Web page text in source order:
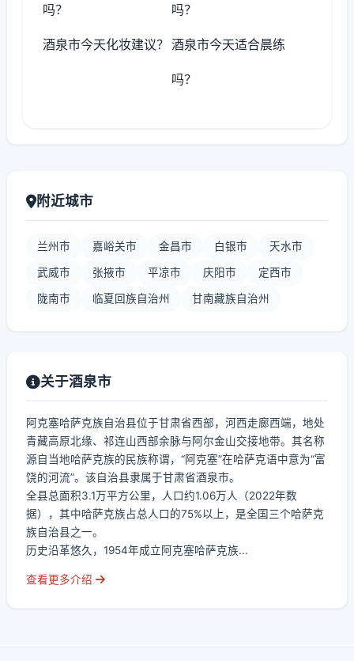
吗？ 吗？
酒泉市今天化妆建议？ 酒泉市今天适合晨练
吗？
附近城市
兰州市 嘉峪关市 金昌市 白银市 天水市
武威市 张掖市 平凉市 庆阳市 定西市
陇南市 临夏回族自治州 甘南藏族自治州
关于酒泉市
阿克塞哈萨克族自治县位于甘肃省西部，河西走廊西端，地处
青藏高原北缘、祁连山西部余脉与阿尔金山交接地带。其名称
源自当地哈萨克族的民族称谓，“阿克塞”在哈萨克语中意为“富
饶的河流”。该自治县隶属于甘肃省酒泉市。
全县总面积3.1万平方公里，人口约1.06万人（2022年数
据），其中哈萨克族占总人口的75%以上，是全国三个哈萨克
族自治县之一。
历史沿革悠久，1954年成立阿克塞哈萨克族...
查看更多介绍